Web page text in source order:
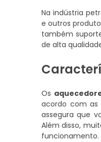
Na indústria
e outros
também
de alta
Os
acordo com as
assegura que
Além disso,
funcionamento.